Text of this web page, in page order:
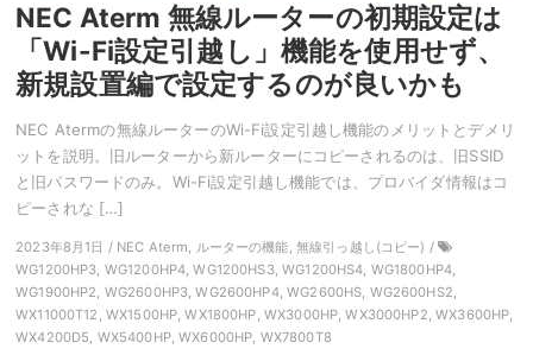
NEC Aterm 無線ルーターの初期設定は
「Wi-Fi設定引越し」機能を使用せず、
新規設置編で設定するのが良いかも
NEC Atermの無線ルーターのWi-Fi設定引越し機能のメリットとデメリ
ットを説明。旧ルーターから新ルーターにコピーされるのは、旧SSID
と旧パスワードのみ。Wi-Fi設定引越し機能では、プロバイダ情報はコ
ピーされな […]
2023年8月1日 / NEC Aterm, ルーターの機能, 無線引っ越し(コピー) /
WG1200HP3, WG1200HP4, WG1200HS3, WG1200HS4, WG1800HP4,
WG1900HP2, WG2600HP3, WG2600HP4, WG2600HS, WG2600HS2,
WX11000T12, WX1500HP, WX1800HP, WX3000HP, WX3000HP2, WX3600HP,
WX4200D5, WX5400HP, WX6000HP, WX7800T8